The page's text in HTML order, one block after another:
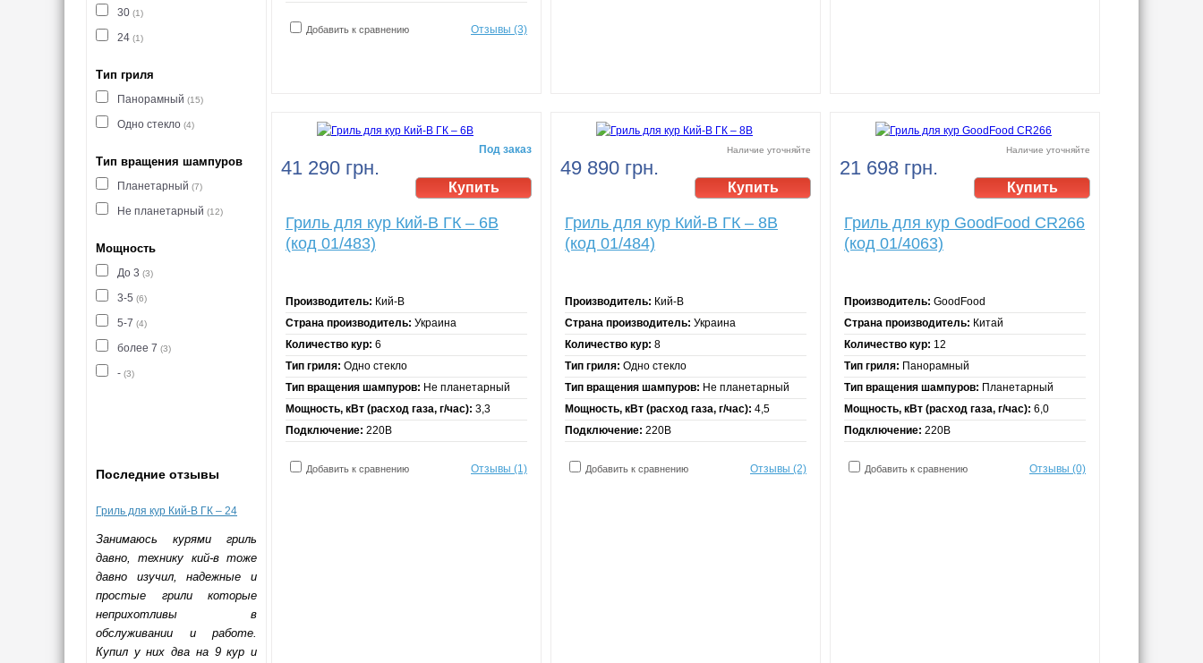
30 (1)
24 (1)
Тип гриля
Панорамный (15)
Одно стекло (4)
Тип вращения шампуров
Планетарный (7)
Не планетарный (12)
Мощность
До 3 (3)
3-5 (6)
5-7 (4)
более 7 (3)
- (3)
Последние отзывы
Гриль для кур Кий-В ГК – 24
Занимаюсь курями гриль
давно, технику кий-в тоже
давно изучил, надежные и
простые грили которые
неприхотливы в
обслуживании и работе.
Купил у них два на 9 кур и
Добавить к сравнению Отзывы (3)
41 290 грн.
Под заказ
Гриль для кур Кий-В ГК – 6В
(код 01/483)
Производитель: Кий-В
Страна производитель: Украина
Количество кур: 6
Тип гриля: Одно стекло
Тип вращения шампуров: Не планетарный
Мощность, кВт (расход газа, г/час): 3,3
Подключение: 220В
Добавить к сравнению Отзывы (1)
49 890 грн.
Наличие уточняйте
Гриль для кур Кий-В ГК – 8В
(код 01/484)
Производитель: Кий-В
Страна производитель: Украина
Количество кур: 8
Тип гриля: Одно стекло
Тип вращения шампуров: Не планетарный
Мощность, кВт (расход газа, г/час): 4,5
Подключение: 220В
Добавить к сравнению Отзывы (2)
21 698 грн.
Наличие уточняйте
Гриль для кур GoodFood CR266
(код 01/4063)
Производитель: GoodFood
Страна производитель: Китай
Количество кур: 12
Тип гриля: Панорамный
Тип вращения шампуров: Планетарный
Мощность, кВт (расход газа, г/час): 6,0
Подключение: 220В
Добавить к сравнению Отзывы (0)